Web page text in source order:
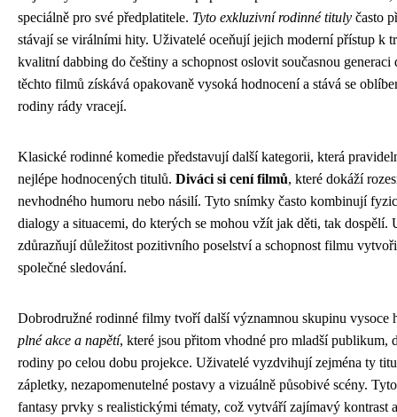
speciálně pro své předplatitele. Tyto exkluzivní rodinné tituly často
stávají se virálními hity. Uživatelé oceňují jejich moderní přístup k
kvalitní dabbing do češtiny a schopnost oslovit současnou
těchto filmů získává opakovaně vysoká hodnocení a stává se
rodiny rády vracejí.
Klasické rodinné komedie představují další kategorii, která
nejlépe hodnocených titulů. Diváci si cení filmů, které dokáží
nevhodného humoru nebo násilí. Tyto snímky často kombinují
dialogy a situacemi, do kterých se mohou vžít jak děti, tak dospělí.
zdůrazňují důležitost pozitivního poselství a schopnost filmu
společné sledování.
Dobrodružné rodinné filmy tvoří další významnou skupinu vysoce
plné akce a napětí, které jsou přitom vhodné pro mladší publikum,
rodiny po celou dobu projekce. Uživatelé vyzdvihují zejména ty
zápletky, nezapomenutelné postavy a vizuálně působivé scény.
fantasy prvky s realistickými tématy, což vytváří zajímavý kontrast